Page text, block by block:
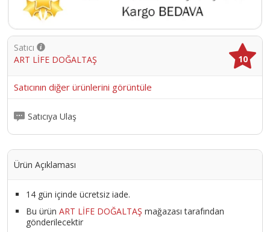
Satıcı
ART LİFE DOĞALTAŞ
10
Satıcının diğer ürünlerini görüntüle
Satıcıya Ulaş
Ürün Açıklaması
14 gün içinde ücretsiz iade.
Bu ürün ART LİFE DOĞALTAŞ mağazası tarafından
gönderilecektir